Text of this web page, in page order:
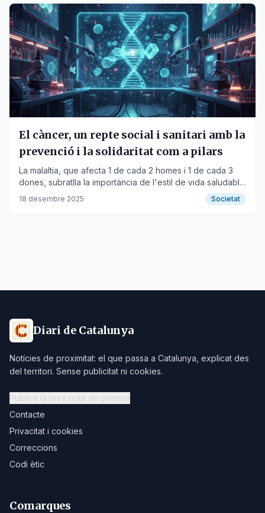
El càncer, un repte social i sanitari amb la
prevenció i la solidaritat com a pilars
La malaltia, que afecta 1 de cada 2 homes i 1 de cada 3
dones, subratlla la importància de l'estil de vida saludable
i el cribratge massiu.
18 desembre 2025 Societat
Diari de Catalunya
Notícies de proximitat: el que passa a Catalunya, explicat des
del territori. Sense publicitat ni cookies.
Publica la teva nota de premsa
Contacte
Privacitat i cookies
Correccions
Codi ètic
Comarques